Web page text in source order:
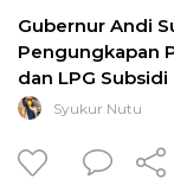
Gubernur Andi
Pengungkapan
dan LPG Subsidi
Syukur Nutu